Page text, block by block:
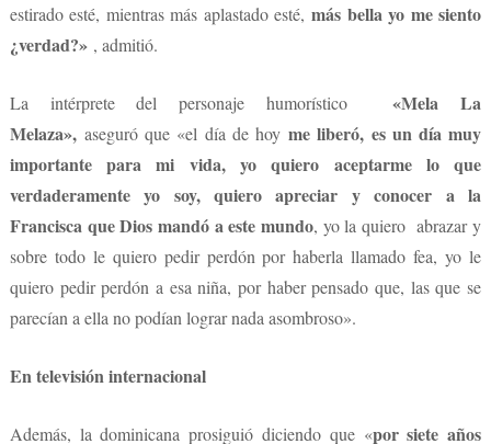
estirado esté, mientras más aplastado esté,más bella yo me siento
¿verdad?», admitió.
La intérprete del personaje humorístico
«Mela La
Melaza»,aseguró que «el día de hoyme liberó, es un día muy
importante para mi vida, yo quiero aceptarme lo que
verdaderamente yo soy, quiero apreciar y conocer a la
Francisca que Dios mandó a este mundo, yo la quiero abrazar y
sobre todo le quiero pedir perdón por haberla llamado fea, yo le
quiero pedir perdón a esa niña, por haber pensado que, las que se
parecían a ella no podían lograr nada asombroso».
En televisión internacional
Además, la dominicana prosiguió diciendo que «por siete años